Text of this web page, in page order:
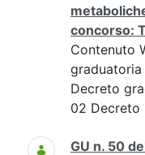
concorso:
Contenuto
graduatoria
Decreto
02 Decreto
GU n. 50